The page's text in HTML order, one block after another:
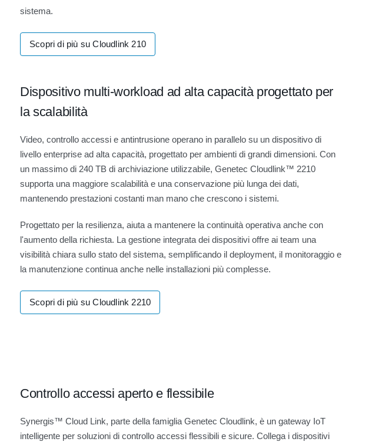
sistema.
Scopri di più su Cloudlink 210
Dispositivo multi-workload ad alta capacità progettato per
la scalabilità
Video, controllo accessi e antintrusione operano in parallelo su un dispositivo di
livello enterprise ad alta capacità, progettato per ambienti di grandi dimensioni. Con
un massimo di 240 TB di archiviazione utilizzabile, Genetec Cloudlink™ 2210
supporta una maggiore scalabilità e una conservazione più lunga dei dati,
mantenendo prestazioni costanti man mano che crescono i sistemi.
Progettato per la resilienza, aiuta a mantenere la continuità operativa anche con
l'aumento della richiesta. La gestione integrata dei dispositivi offre ai team una
visibilità chiara sullo stato del sistema, semplificando il deployment, il monitoraggio e
la manutenzione continua anche nelle installazioni più complesse.
Scopri di più su Cloudlink 2210
Controllo accessi aperto e flessibile
Synergis™ Cloud Link, parte della famiglia Genetec Cloudlink, è un gateway IoT
intelligente per soluzioni di controllo accessi flessibili e sicure. Collega i dispositivi